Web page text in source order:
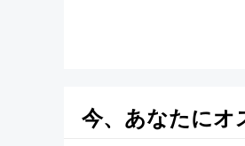
今、あなたにオ